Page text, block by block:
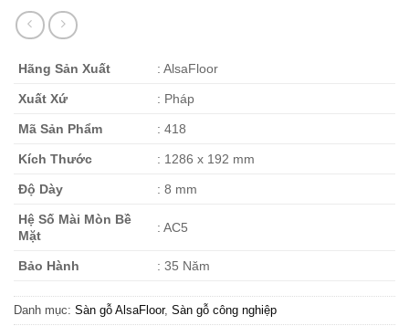
Hãng Sản Xuất : AlsaFloor
Xuất Xứ : Pháp
Mã Sản Phẩm : 418
Kích Thước : 1286 x 192 mm
Độ Dày : 8 mm
Hệ Số Mài Mòn Bề
Mặt
: AC5
Bảo Hành : 35 Năm
Danh mục: Sàn gỗ AlsaFloor, Sàn gỗ công nghiệp